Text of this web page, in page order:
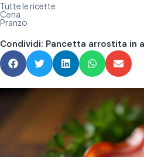
Tutte le ricette
Cena
Pranzo
Condividi: Pancetta arrostita in